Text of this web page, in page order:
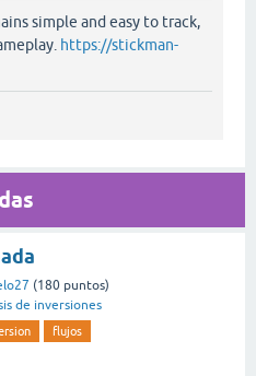
simple and easy to track,
https://stickman-
(180 puntos)
de inversiones
flujos